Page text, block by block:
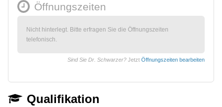
Öffnungszeiten
Nicht hinterlegt. Bitte erfragen Sie die Öffnungszeiten
telefonisch.
Sind Sie Dr. Schwarzer? Jetzt Öffnungszeiten bearbeiten
Qualifikation